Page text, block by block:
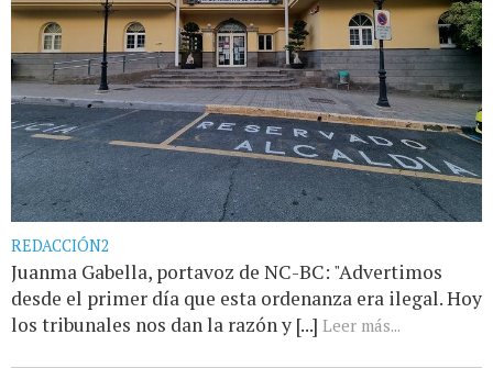
REDACCIÓN2
Juanma Gabella, portavoz de NC-BC: "Advertimos
desde el primer día que esta ordenanza era ilegal. Hoy
los tribunales nos dan la razón y [...] Leer más...